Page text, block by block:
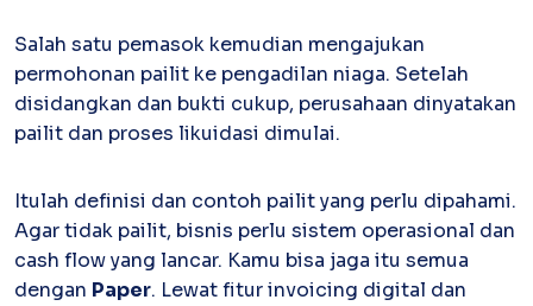
Salah satu pemasok kemudian mengajukan
permohonan pailit ke pengadilan niaga. Setelah
disidangkan dan bukti cukup, perusahaan dinyatakan
pailit dan proses likuidasi dimulai.
Itulah definisi dan contoh pailit yang perlu dipahami.
Agar tidak pailit, bisnis perlu sistem operasional dan
cash flow yang lancar. Kamu bisa jaga itu semua
dengan Paper. Lewat fitur invoicing digital dan